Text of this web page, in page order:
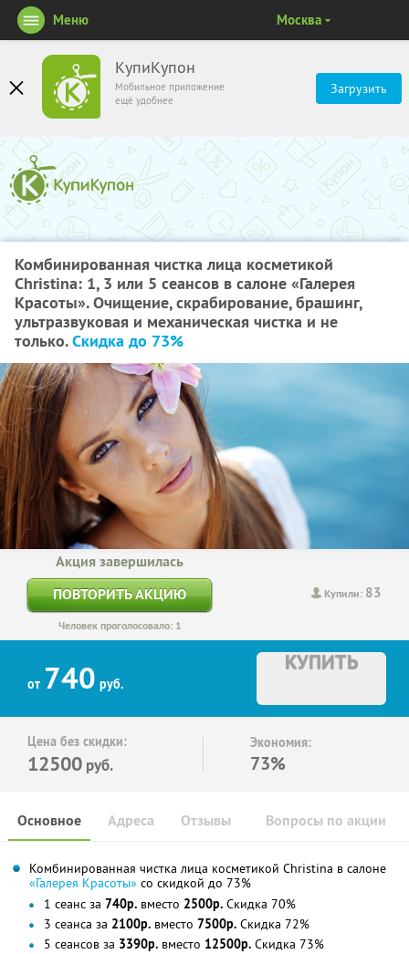
КупиКупон
Мобильное приложение
ещё удобнее
Загрузить
Меню Москва
Комбинированная чистка лица косметикой
Christina: 1, 3 или 5 сеансов в салоне «Галерея
Красоты». Очищение, скрабирование, брашинг,
ультразвуковая и механическая чистка и не
только.Скидка до 73%
Купили: 83
Акция завершилась
ПОВТОРИТЬ АКЦИЮ
Человек проголосовало: 1
от 740 руб.
КУПИТЬ
Цена без скидки:
12500 руб.
Экономия:
73%
Основное Отзывы Вопросы по акции
Адреса
Комбинированная чистка лица косметикой Christina в салоне
«Галерея Красоты» со скидкой до 73%
1 сеанс за 740р. вместо 2500р. Скидка 70%
3 сеанса за 2100р. вместо 7500р. Скидка 72%
5 сеансов за 3390р. вместо 12500р. Скидка 73%